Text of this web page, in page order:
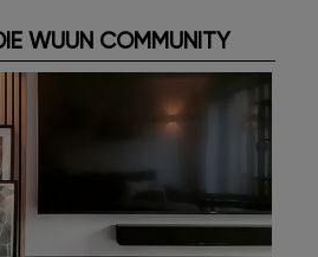
WUUN COMMUNITY